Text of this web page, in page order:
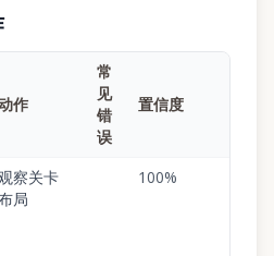
作
常
见
错
误
置信度
察关卡
局
100%